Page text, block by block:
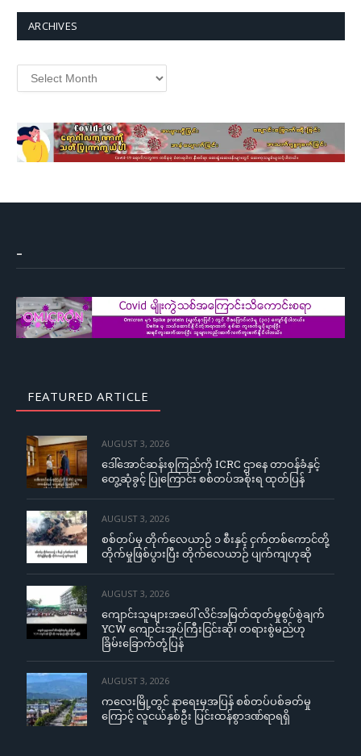
ARCHIVES
–
FEATURED ARTICLE
AUGUST 3, 2026
ဒေါ်အောင်ဆန်းစုကြည်ကို ICRC ဌာနေ တာဝန်ခံနှင့်
တွေ့ဆုံခွင့် ပြုကြောင်း စစ်တပ်အစိုးရ ထုတ်ပြန်
AUGUST 3, 2026
စစ်တပ်မှ တိုက်လေယာဉ် ၁ စီးနှင့် ငှက်တစ်ကောင်တို့
တိုက်မှုဖြစ်ပွားပြီး တိုက်လေယာဉ် ပျက်ကျဟုဆို
AUGUST 3, 2026
ကျောင်းသူများအပေါ် လိင်အမြတ်ထုတ်မှုစွပ်စွဲချက်
YCW ကျောင်းအုပ်ကြီးငြင်းဆို၊ တရားစွဲမည်ဟု
ခြိမ်းခြောက်တုံ့ပြန်
AUGUST 3, 2026
ကလေးမြို့တွင် နာရေးမှအပြန် စစ်တပ်ပစ်ခတ်မှု
ကြောင့် လူငယ်နှစ်ဦး ပြင်းထန်စွာဒဏ်ရာရရှိ